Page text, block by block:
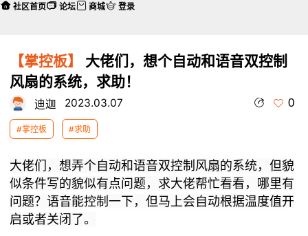
【掌控板】
大佬们，想个自动和语音双控制
风扇的系统，求助！
迪迦 2023.03.07 0
#掌控板 #求助
大佬们，想弄个自动和语音双控制风扇的系统，但貌
似条件写的貌似有点问题，求大佬帮忙看看，哪里有
问题？语音能控制一下，但马上会自动根据温度值开
启或者关闭了。
社区首页 论坛 商城 登录